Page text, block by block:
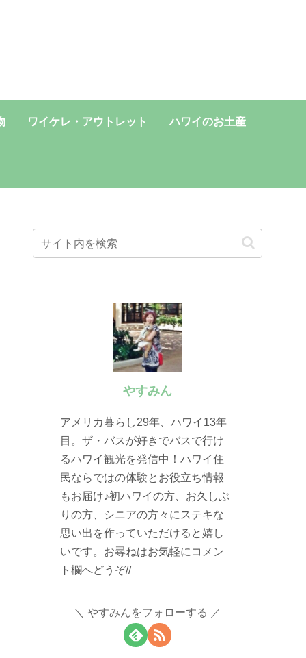
ワイケレ・アウトレット ハワイのお土産
やすみん
アメリカ暮らし29年、ハワイ13年
目。ザ・バスが好きでバスで行け
るハワイ観光を発信中！ハワイ住
民ならではの体験とお役立ち情報
もお届け♪初ハワイの方、お久しぶ
りの方、シニアの方々にステキな
思い出を作っていただけると嬉し
いです。お尋ねはお気軽にコメン
ト欄へどうぞ//
やすみんをフォローする